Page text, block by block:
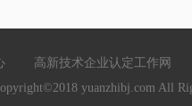
高新技术企业认定工作网
yuanzhibj.com All